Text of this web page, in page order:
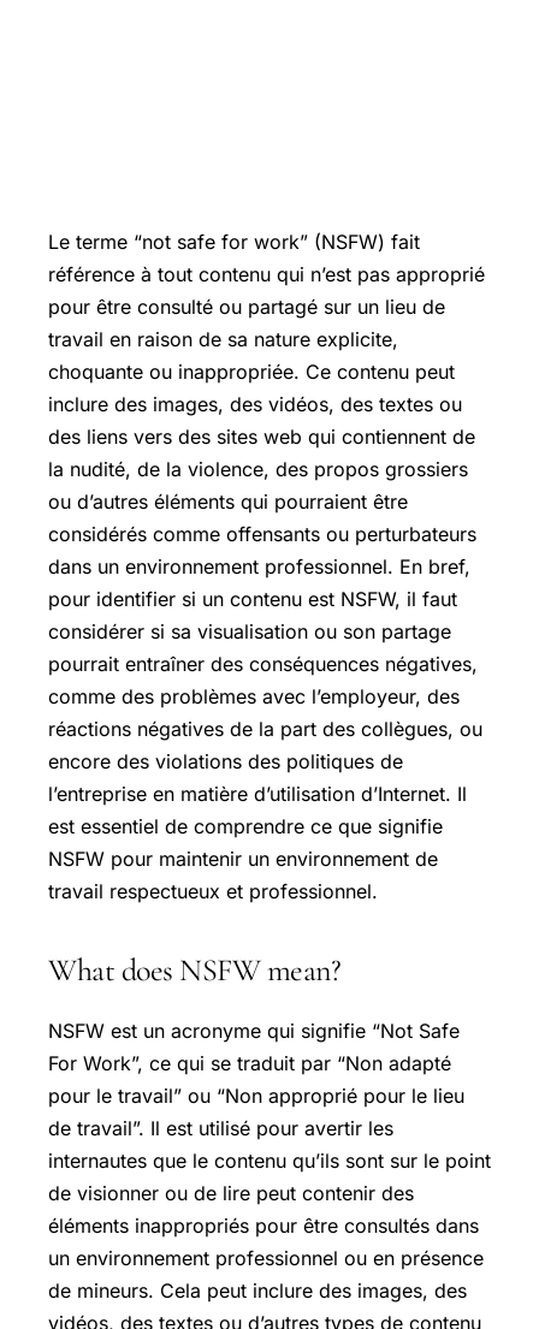
Le terme “not safe for work” (NSFW) fait
référence à tout contenu qui n’est pas approprié
pour être consulté ou partagé sur un lieu de
travail en raison de sa nature explicite,
choquante ou inappropriée. Ce contenu peut
inclure des images, des vidéos, des textes ou
des liens vers des sites web qui contiennent de
la nudité, de la violence, des propos grossiers
ou d’autres éléments qui pourraient être
considérés comme offensants ou perturbateurs
dans un environnement professionnel. En bref,
pour identifier si un contenu est NSFW, il faut
considérer si sa visualisation ou son partage
pourrait entraîner des conséquences négatives,
comme des problèmes avec l’employeur, des
réactions négatives de la part des collègues, ou
encore des violations des politiques de
l’entreprise en matière d’utilisation d’Internet. Il
est essentiel de comprendre ce que signifie
NSFW pour maintenir un environnement de
travail respectueux et professionnel.
What does NSFW mean?
NSFW est un acronyme qui signifie “Not Safe
For Work”, ce qui se traduit par “Non adapté
pour le travail” ou “Non approprié pour le lieu
de travail”. Il est utilisé pour avertir les
internautes que le contenu qu’ils sont sur le point
de visionner ou de lire peut contenir des
éléments inappropriés pour être consultés dans
un environnement professionnel ou en présence
de mineurs. Cela peut inclure des images, des
vidéos, des textes ou d’autres types de contenu